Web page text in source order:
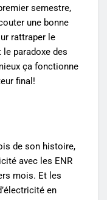
semestre,
une bonne
rattraper le
le paradoxe des
ça fonctionne
final!
de son histoire,
avec les ENR
mois. Et les
en